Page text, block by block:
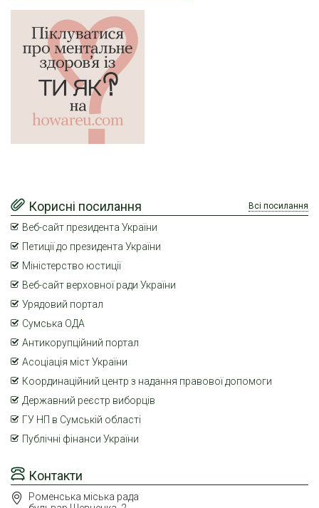
Контакти
Роменська міська рада
Корисні посилання Всі посилання
Веб-сайт президента України
Петиції до президента України
Міністерство юстиції
Веб-сайт верховної ради України
Урядовий портал
Сумська ОДА
Антикорупційний портал
Асоціація міст України
Координаційний центр з надання правової допомоги
Державний реєстр виборців
ГУ НП в Сумській області
Публічні фінанси України